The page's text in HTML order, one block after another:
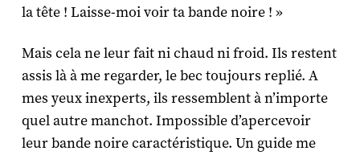
la tête ! Laisse-moi voir ta bande noire ! »
Mais cela ne leur fait ni chaud ni froid. Ils restent
assis là à me regarder, le bec toujours replié. A
mes yeux inexperts, ils ressemblent à n’importe
quel autre manchot. Impossible d’apercevoir
leur bande noire caractéristique. Un guide me